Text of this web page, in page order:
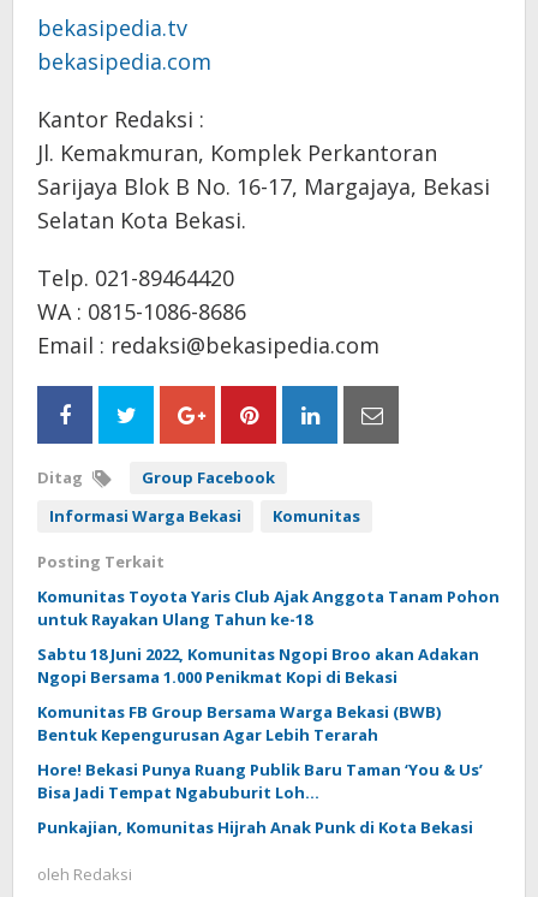
bekasipedia.tv
bekasipedia.com
Kantor Redaksi :
Jl. Kemakmuran, Komplek Perkantoran
Sarijaya Blok B No. 16-17, Margajaya, Bekasi
Selatan Kota Bekasi.
Telp. 021-89464420
WA : 0815-1086-8686
Email : redaksi@bekasipedia.com
Ditag
Group Facebook
Informasi Warga Bekasi
Komunitas
Posting Terkait
Komunitas Toyota Yaris Club Ajak Anggota Tanam Pohon
untuk Rayakan Ulang Tahun ke-18
Sabtu 18 Juni 2022, Komunitas Ngopi Broo akan Adakan
Ngopi Bersama 1.000 Penikmat Kopi di Bekasi
Komunitas FB Group Bersama Warga Bekasi (BWB)
Bentuk Kepengurusan Agar Lebih Terarah
Hore! Bekasi Punya Ruang Publik Baru Taman ‘You & Us’
Bisa Jadi Tempat Ngabuburit Loh…
Punkajian, Komunitas Hijrah Anak Punk di Kota Bekasi
oleh Redaksi